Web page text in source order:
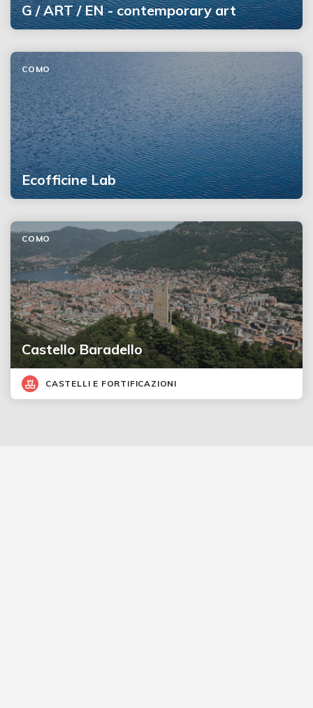
G / ART / EN - contemporary art
Ecofficine Lab
COMO
Castello Baradello
COMO
CASTELLI E FORTIFICAZIONI